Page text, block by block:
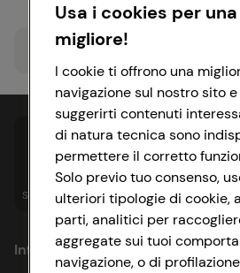
Procedi con
Spesa online Assicurazioni Sapori&
Informazioni
Usa i cookies per
migliore!
I cookie ti offrono una
navigazione sul nostro sito
suggerirti contenuti
di natura tecnica sono
permettere il corretto
Solo previo tuo consenso,
ulteriori tipologie di cookie,
parti, analitici per
aggregate sui tuoi
navigazione, o di